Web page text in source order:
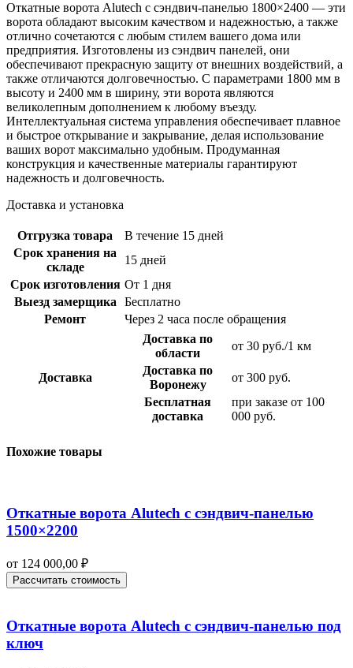
Откатные ворота Alutech с сэндвич-панелью 1800×2400 — эти
ворота обладают высоким качеством и надежностью, а также
отлично сочетаются с любым стилем вашего дома или
предприятия. Изготовлены из сэндвич панелей, они
обеспечивают прекрасную защиту от внешних воздействий, а
также отличаются долговечностью. С параметрами 1800 мм в
высоту и 2400 мм в ширину, эти ворота являются
великолепным дополнением к любому въезду.
Интеллектуальная система управления обеспечивает плавное
и быстрое открывание и закрывание, делая использование
ваших ворот максимально удобным. Продуманная
конструкция и качественные материалы гарантируют
надежность и долговечность.
Доставка и установка
Отгрузка товара
В течение 15 дней
Срок хранения на
складе
15 дней
Срок изготовления От 1 дня
Выезд замерщика
Бесплатно
Ремонт
Через 2 часа после обращения
Доставка
Доставка по
области
от 30 руб./1 км
Доставка по
Воронежу
от 300 руб.
Бесплатная
доставка
при заказе от 100
000 руб.
Похожие товары
Откатные ворота Alutech с сэндвич-панелью
1500×2200
от 124 000,00 ₽
Рассчитать стоимость
Откатные ворота Alutech с сэндвич-панелью под
ключ